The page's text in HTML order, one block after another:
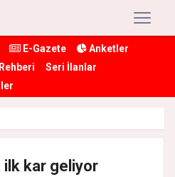
E-Gazete
Anketler
Seri İlanlar
ilk kar geliyor